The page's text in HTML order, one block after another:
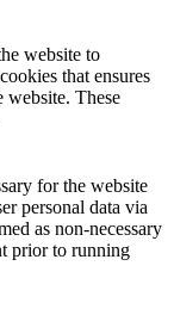
website to
that ensures
website. These
for the website
personal data via
as non-necessary
prior to running